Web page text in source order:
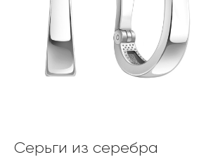
Серьги из серебра